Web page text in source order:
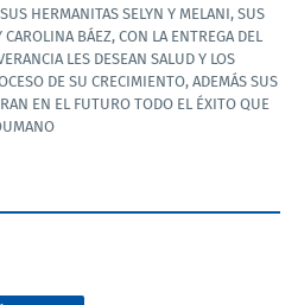
HERMANITAS SELYN Y MELANI, SUS
CAROLINA BÁEZ, CON LA ENTREGA DEL
LES DESEAN SALUD Y LOS
DE SU CRECIMIENTO, ADEMÁS SUS
EN EL FUTURO TODO EL ÉXITO QUE